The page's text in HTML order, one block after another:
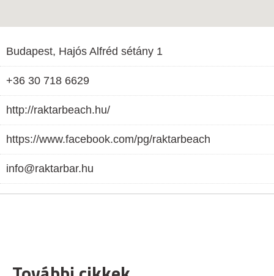
Budapest, Hajós Alfréd sétány 1
+36 30 718 6629
http://raktarbeach.hu/
https://www.facebook.com/pg/raktarbeach
info@raktarbar.hu